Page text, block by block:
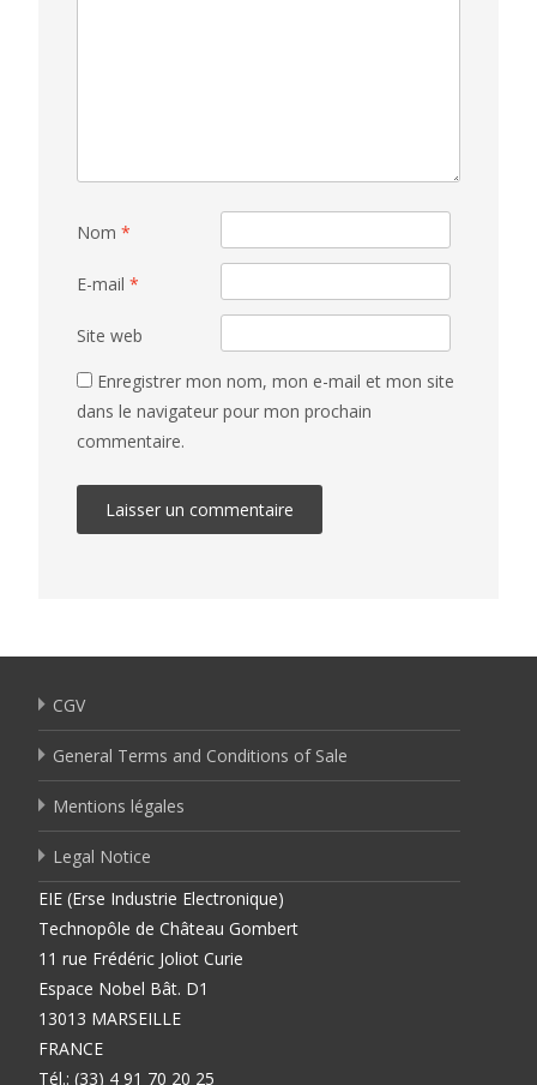
Nom *
E-mail *
Site web
Enregistrer mon nom, mon e-mail et mon site
dans le navigateur pour mon prochain
commentaire.
CGV
General Terms and Conditions of Sale
Mentions légales
Legal Notice
EIE (Erse Industrie Electronique)
Technopôle de Château Gombert
11 rue Frédéric Joliot Curie
Espace Nobel Bât. D1
13013 MARSEILLE
FRANCE
Tél.: (33) 4 91 70 20 25